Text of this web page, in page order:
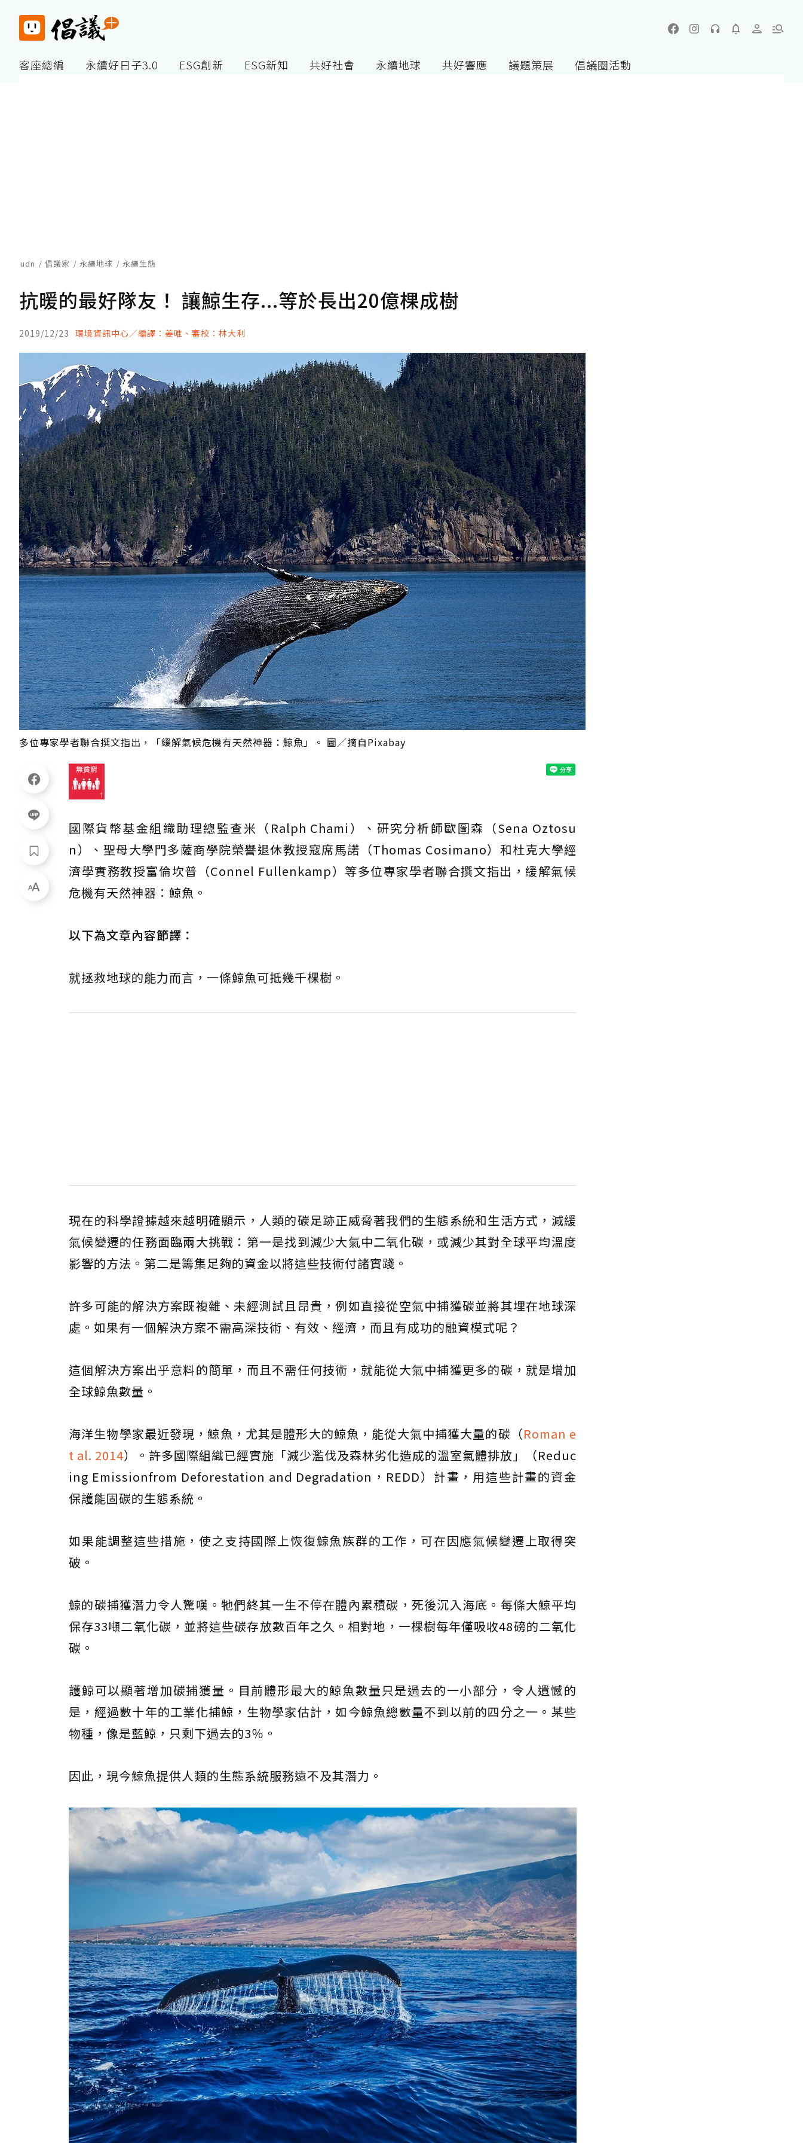
客座總編 永續好日子3.0 ESG創新 ESG新知 共好社會 永續地球 共好響應 議題策展 倡議圈活動
udn 倡議家 永續地球 永續生態
抗暖的最好隊友！ 讓鯨生存...等於長出20億棵成樹
2019/12/23 環境資訊中心／編譯：姜唯、審校：林大利
多位專家學者聯合撰文指出，「緩解氣候危機有天然神器：鯨魚」。 圖／摘自Pixabay
國際貨幣基金組織助理總監查米（Ralph Chami）、研究分析師歐圖森（Sena Oztosu
n）、聖母大學門多薩商學院榮譽退休教授寇席馬諾（Thomas Cosimano）和杜克大學經
濟學實務教授富倫坎普（Connel Fullenkamp）等多位專家學者聯合撰文指出，緩解氣候
危機有天然神器：鯨魚。
以下為文章內容節譯：
就拯救地球的能力而言，一條鯨魚可抵幾千棵樹。
現在的科學證據越來越明確顯示，人類的碳足跡正威脅著我們的生態系統和生活方式，減緩
氣候變遷的任務面臨兩大挑戰：第一是找到減少大氣中二氧化碳，或減少其對全球平均溫度
影響的方法。第二是籌集足夠的資金以將這些技術付諸實踐。
許多可能的解決方案既複雜、未經測試且昂貴，例如直接從空氣中捕獲碳並將其埋在地球深
處。如果有一個解決方案不需高深技術、有效、經濟，而且有成功的融資模式呢？
這個解決方案出乎意料的簡單，而且不需任何技術，就能從大氣中捕獲更多的碳，就是增加
全球鯨魚數量。
海洋生物學家最近發現，鯨魚，尤其是體形大的鯨魚，能從大氣中捕獲大量的碳（Roman e
t al. 2014）。許多國際組織已經實施「減少濫伐及森林劣化造成的溫室氣體排放」（Reduc
ing Emissionfrom Deforestation and Degradation，REDD）計畫，用這些計畫的資金
保護能固碳的生態系統。
如果能調整這些措施，使之支持國際上恢復鯨魚族群的工作，可在因應氣候變遷上取得突
破。
鯨的碳捕獲潛力令人驚嘆。牠們終其一生不停在體內累積碳，死後沉入海底。每條大鯨平均
保存33噸二氧化碳，並將這些碳存放數百年之久。相對地，一棵樹每年僅吸收48磅的二氧化
碳。
護鯨可以顯著增加碳捕獲量。目前體形最大的鯨魚數量只是過去的一小部分，令人遺憾的
是，經過數十年的工業化捕鯨，生物學家估計，如今鯨魚總數量不到以前的四分之一。某些
物種，像是藍鯨，只剩下過去的3％。
因此，現今鯨魚提供人類的生態系統服務遠不及其潛力。